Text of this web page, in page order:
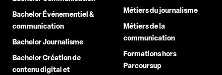
Bachelor Événementiel &
communication
Bachelor Journalisme
Bachelor Création de
contenu digital et
Métiers du journalisme
Métiers de la
communication
Formations hors
Parcoursup